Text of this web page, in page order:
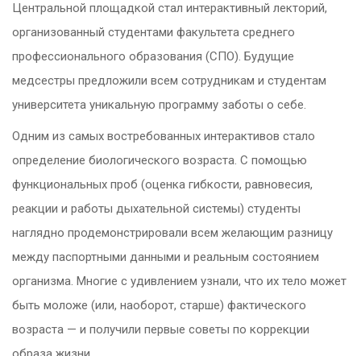
Центральной площадкой стал интерактивный лекторий,
организованный студентами факультета среднего
профессионального образования (СПО). Будущие
медсестры предложили всем сотрудникам и студентам
университета уникальную программу заботы о себе.
Одним из самых востребованных интерактивов стало
определение биологического возраста. С помощью
функциональных проб (оценка гибкости, равновесия,
реакции и работы дыхательной системы) студенты
наглядно продемонстрировали всем желающим разницу
между паспортными данными и реальным состоянием
организма. Многие с удивлением узнали, что их тело может
быть моложе (или, наоборот, старше) фактического
возраста — и получили первые советы по коррекции